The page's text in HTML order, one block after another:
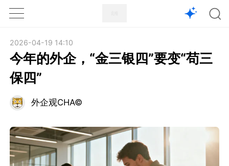
1X
2026-04-19 14:10
今年的外企，“金三银四”要变“苟三
保四”
外企观CHA©